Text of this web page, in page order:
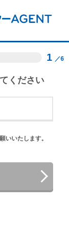
1 ／6
ください
いいたします。